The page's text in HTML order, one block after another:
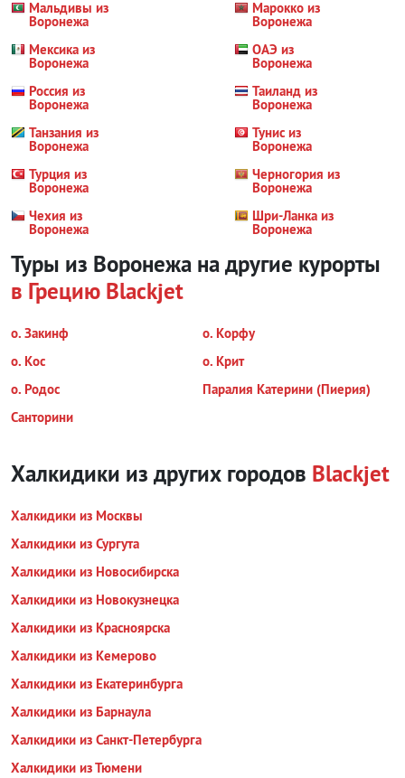
Мальдивы из
Воронежа
Марокко из
Воронежа
Мексика из
Воронежа
ОАЭ из
Воронежа
Россия из
Воронежа
Таиланд из
Воронежа
Танзания из
Воронежа
Тунис из
Воронежа
Турция из
Воронежа
Черногория из
Воронежа
Чехия из
Воронежа
Шри-Ланка из
Воронежа
Туры из Воронежа на другие курорты
в Грецию Blackjet
о. Закинф
о. Корфу
о. Кос
о. Крит
о. Родос
Паралия Катерини (Пиерия)
Санторини
Халкидики из других городов Blackjet
Халкидики из Москвы
Халкидики из Сургута
Халкидики из Новосибирска
Халкидики из Новокузнецка
Халкидики из Красноярска
Халкидики из Кемерово
Халкидики из Екатеринбурга
Халкидики из Барнаула
Халкидики из Санкт-Петербурга
Халкидики из Тюмени